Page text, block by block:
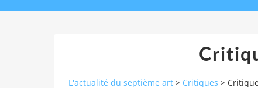
L'actualité du septième art > Critiques >